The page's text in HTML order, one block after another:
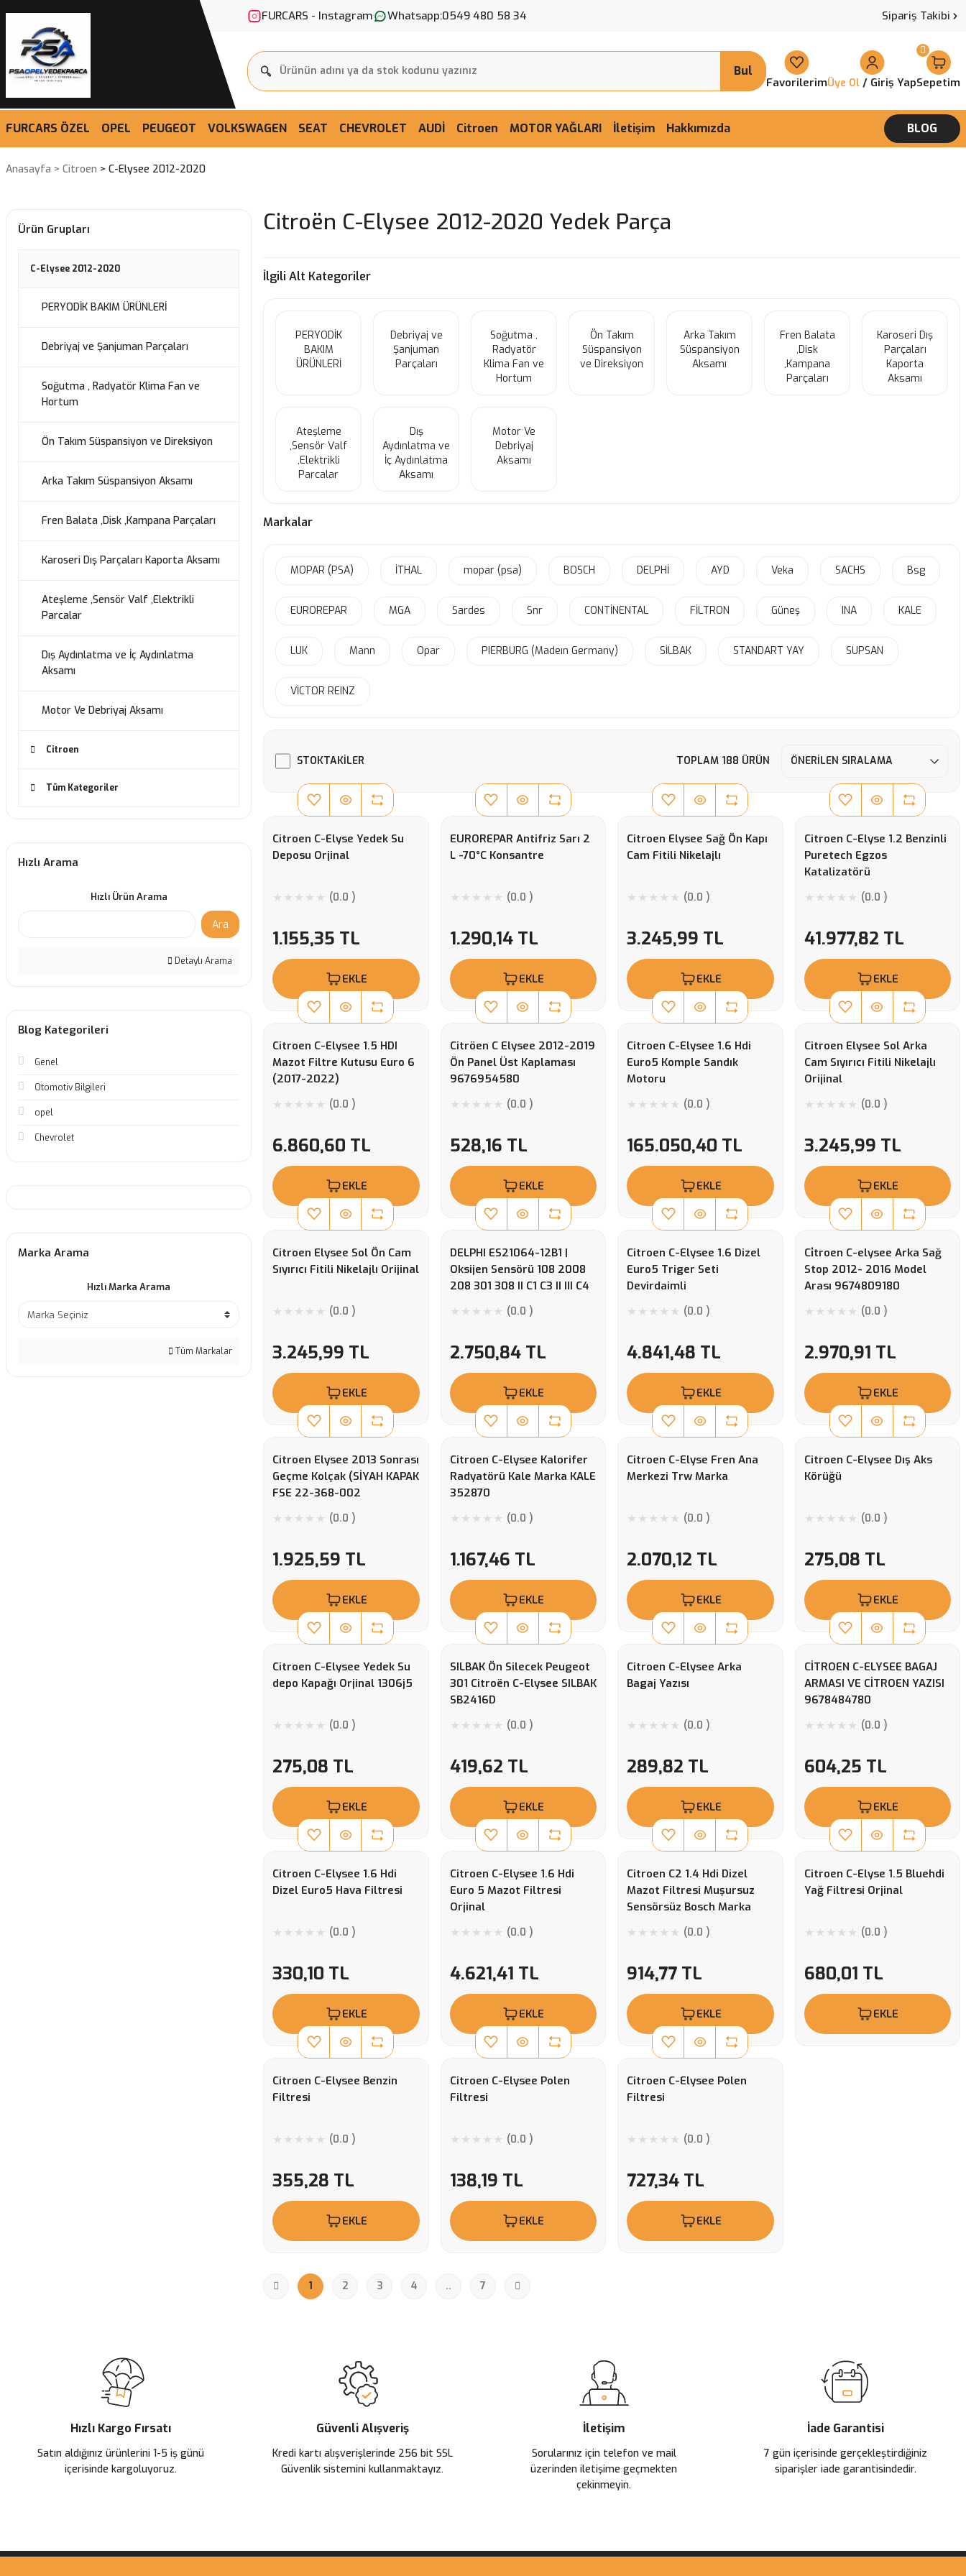
FURCARS - Instagram Whatsapp:0549 480 58 34 Sipariş Takibi
Bul
FavorilerimÜye Ol / Giriş YapSepetim
0
FURCARS ÖZEL OPEL PEUGEOT VOLKSWAGEN SEAT CHEVROLET AUDİ Citroen MOTOR YAĞLARI İletişim Hakkımızda BLOG
Anasayfa Citroen C-Elysee 2012-2020
Ürün Grupları
C-Elysee 2012-2020
PERYODİK BAKIM ÜRÜNLERİ
Debriyaj ve Şanjuman Parçaları
Soğutma , Radyatör Klima Fan ve
Hortum
Ön Takım Süspansiyon ve Direksiyon
Arka Takım Süspansiyon Aksamı
Fren Balata ,Disk ,Kampana Parçaları
Karoseri Dış Parçaları Kaporta Aksamı
Ateşleme ,Sensör Valf ,Elektrikli
Parcalar
Dış Aydınlatma ve İç Aydınlatma
Aksamı
Motor Ve Debriyaj Aksamı
Citroen
Tüm Kategoriler
Hızlı Arama
Hızlı Ürün Arama
Ara
Detaylı Arama
Blog Kategorileri
Genel
Otomotiv Bilgileri
opel
Chevrolet
Marka Arama
Hızlı Marka Arama
Tüm Markalar
Citroën C-Elysee 2012-2020 Yedek Parça
İlgili Alt Kategoriler
PERYODİK
BAKIM
ÜRÜNLERİ
Debriyaj ve
Şanjuman
Parçaları
Soğutma ,
Radyatör
Klima Fan ve
Hortum
Ön Takım
Süspansiyon
ve Direksiyon
Arka Takım
Süspansiyon
Aksamı
Fren Balata
,Disk
,Kampana
Parçaları
Karoseri Dış
Parçaları
Kaporta
Aksamı
Ateşleme
,Sensör Valf
,Elektrikli
Parcalar
Dış
Aydınlatma ve
İç Aydınlatma
Aksamı
Motor Ve
Debriyaj
Aksamı
Markalar
MOPAR (PSA) İTHAL mopar (psa) BOSCH DELPHİ AYD Veka SACHS Bsg
EUROREPAR MGA Sardes Snr CONTİNENTAL FİLTRON Güneş INA KALE
LUK Mann Opar PIERBURG (Madeın Germany) SİLBAK STANDART YAY SUPSAN
VİCTOR REINZ
STOKTAKILER TOPLAM 188 ÜRÜN
Citroen C-Elyse Yedek Su
Deposu Orjinal
(0.0 )
1.155,35 TL
EKLE
EUROREPAR Antifriz Sarı 2
L -70°C Konsantre
(0.0 )
1.290,14 TL
EKLE
Citroen Elysee Sağ Ön Kapı
Cam Fitili Nikelajlı
(0.0 )
3.245,99 TL
EKLE
Citroen C-Elyse 1.2 Benzinli
Puretech Egzos
Katalizatörü
(0.0 )
41.977,82 TL
EKLE
Citroen C-Elysee 1.5 HDI
Mazot Filtre Kutusu Euro 6
(2017-2022)
(0.0 )
6.860,60 TL
EKLE
Citröen C Elysee 2012-2019
Ön Panel Üst Kaplaması
9676954580
(0.0 )
528,16 TL
EKLE
Citroen C-Elysee 1.6 Hdi
Euro5 Komple Sandık
Motoru
(0.0 )
165.050,40 TL
EKLE
Citroen Elysee Sol Arka
Cam Sıyırıcı Fitili Nikelajlı
Orijinal
(0.0 )
3.245,99 TL
EKLE
Citroen Elysee Sol Ön Cam
Sıyırıcı Fitili Nikelajlı Orijinal
(0.0 )
3.245,99 TL
EKLE
DELPHI ES21064-12B1 |
Oksijen Sensörü 108 2008
208 301 308 II C1 C3 II III C4
Cactus C Elysee Ds3 Eb2
(0.0 )
2.750,84 TL
EKLE
Citroen C-Elysee 1.6 Dizel
Euro5 Triger Seti
Devirdaimli
(0.0 )
4.841,48 TL
EKLE
Ci̇troen C-elysee Arka Sağ
Stop 2012- 2016 Model
Arası 9674809180
(0.0 )
2.970,91 TL
EKLE
Citroen Elysee 2013 Sonrası
Geçme Kolçak (SİYAH KAPAK
FSE 22-368-002
(0.0 )
1.925,59 TL
EKLE
Citroen C-Elysee Kalorifer
Radyatörü Kale Marka KALE
352870
(0.0 )
1.167,46 TL
EKLE
Citroen C-Elyse Fren Ana
Merkezi Trw Marka
(0.0 )
2.070,12 TL
EKLE
Citroen C-Elysee Dış Aks
Körüğü
(0.0 )
275,08 TL
EKLE
Citroen C-Elysee Yedek Su
depo Kapağı Orjinal 1306j5
(0.0 )
275,08 TL
EKLE
SILBAK Ön Silecek Peugeot
301 Citroën C-Elysee SILBAK
SB2416D
(0.0 )
419,62 TL
EKLE
Citroen C-Elysee Arka
Bagaj Yazısı
(0.0 )
289,82 TL
EKLE
CİTROEN C-ELYSEE BAGAJ
ARMASI VE CİTROEN YAZISI
9678484780
(0.0 )
604,25 TL
EKLE
Citroen C-Elysee 1.6 Hdi
Dizel Euro5 Hava Filtresi
(0.0 )
330,10 TL
EKLE
Citroen C-Elysee 1.6 Hdi
Euro 5 Mazot Filtresi
Orjinal
(0.0 )
4.621,41 TL
EKLE
Citroen C2 1.4 Hdi Dizel
Mazot Filtresi Muşursuz
Sensörsüz Bosch Marka
(0.0 )
914,77 TL
EKLE
Citroen C-Elyse 1.5 Bluehdi
Yağ Filtresi Orjinal
(0.0 )
680,01 TL
EKLE
Citroen C-Elysee Benzin
Filtresi
(0.0 )
355,28 TL
EKLE
Citroen C-Elysee Polen
Filtresi
(0.0 )
138,19 TL
EKLE
Citroen C-Elysee Polen
Filtresi
(0.0 )
727,34 TL
EKLE
1 2 3 4 .. 7
Hızlı Kargo Fırsatı
Satın aldığınız ürünlerini 1-5 iş günü
içerisinde kargoluyoruz.
Güvenli Alışveriş
Kredi kartı alışverişlerinde 256 bit SSL
Güvenlik sistemini kullanmaktayız.
İletişim
Sorularınız için telefon ve mail
üzerinden iletişime geçmekten
çekinmeyin.
İade Garantisi
7 gün içerisinde gerçekleştirdiğiniz
siparişler iade garantisindedir.